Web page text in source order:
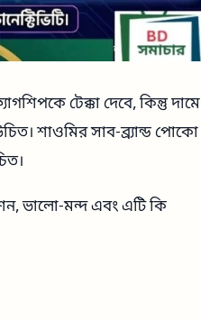
টেক্কা দেবে, কিন্তু দামে
শাওমির সাব-ব্র্যান্ড পোকো
ভালো-মন্দ এবং এটি কি